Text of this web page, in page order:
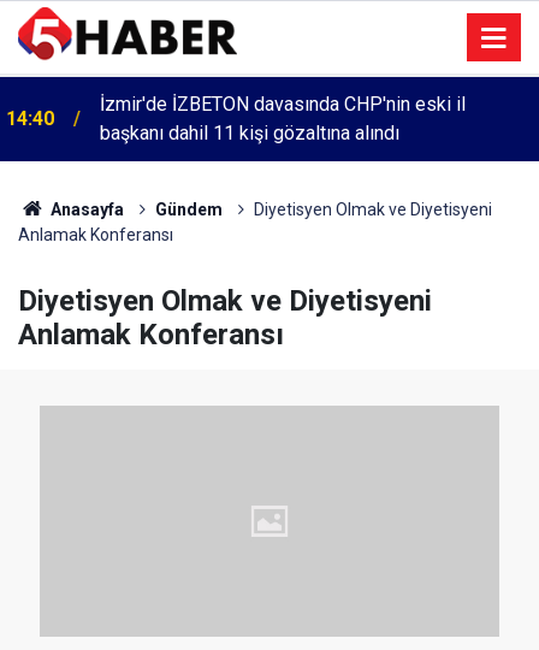
14:40
İzmir'de İZBETON davasında CHP'nin eski il
başkanı dahil 11 kişi gözaltına alındı
Anasayfa Gündem
Diyetisyen Olmak ve Diyetisyeni
Anlamak Konferansı
Diyetisyen Olmak ve Diyetisyeni
Anlamak Konferansı